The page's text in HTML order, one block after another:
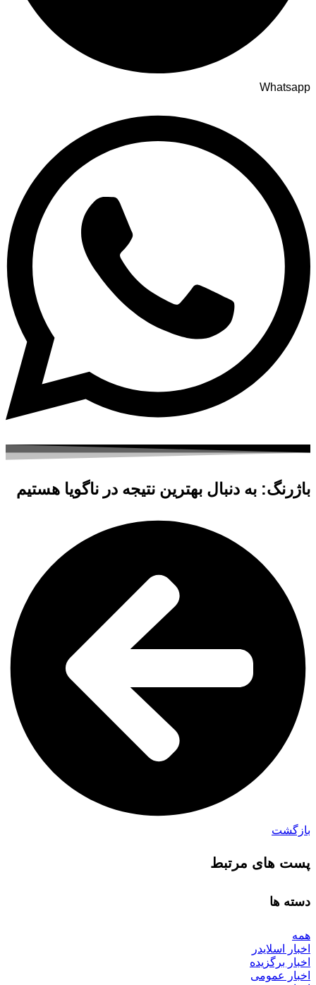
Whatsapp
باژرنگ: به دنبال بهترین نتیجه در ناگویا هستیم
بازگشت
پست های مرتبط
دسته ها
همه
اخبار اسلایدر
اخبار برگزیده
اخبار عمومی